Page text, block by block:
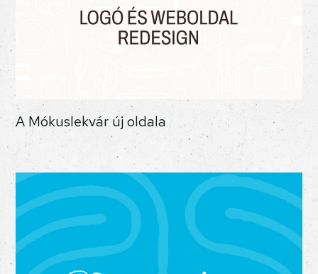
A Mókuslekvár új oldala